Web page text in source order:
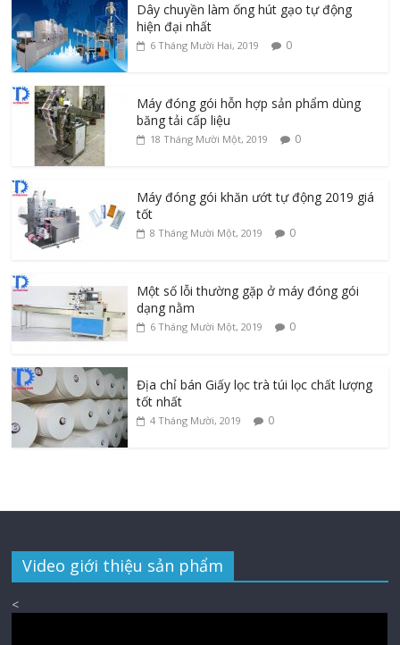
Dây chuyền làm ống hút gạo tự động
hiện đại nhất
6 Tháng Mười Hai, 2019 0
Máy đóng gói hỗn hợp sản phẩm dùng
băng tải cấp liệu
18 Tháng Mười Một, 2019 0
Máy đóng gói khăn ướt tự động 2019 giá
tốt
8 Tháng Mười Một, 2019 0
Một số lỗi thường gặp ở máy đóng gói
dạng nằm
6 Tháng Mười Một, 2019 0
Địa chỉ bán Giấy lọc trà túi lọc chất lượng
tốt nhất
4 Tháng Mười, 2019 0
Video giới thiệu sản phẩm
<